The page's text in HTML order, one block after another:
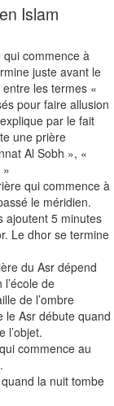
Islam
commence à
juste avant le
les termes «
pour faire allusion
par le fait
une prière
Al Sobh », «
qui commence à
le méridien.
ajoutent 5 minutes
Le dhor se termine
du Asr dépend
de
de l’ombre
le Asr débute quand
l’objet.
commence au
la nuit tombe